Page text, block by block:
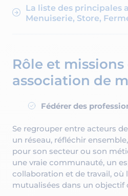
La liste des principales
Menuiserie, Store,
Rôle et missions
association de
Fédérer des
Se regrouper entre acteurs
un réseau, réfléchir
pour son secteur ou son
une vraie communauté, un
collaboration et de travail, où
mutualisées dans un objectif